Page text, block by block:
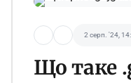
2 серп. '24,
Що таке